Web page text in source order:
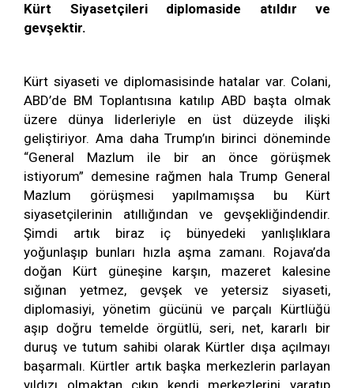
Kürt Siyasetçileri diplomaside atıldır ve
gevşektir.
Kürt siyaseti ve diplomasisinde hatalar var. Colani,
ABD’de BM Toplantısına katılıp ABD başta olmak
üzere dünya liderleriyle en üst düzeyde ilişki
geliştiriyor. Ama daha Trump’ın birinci döneminde
“General Mazlum ile bir an önce görüşmek
istiyorum” demesine rağmen hala Trump General
Mazlum görüşmesi yapılmamışsa bu Kürt
siyasetçilerinin atıllığından ve gevşekliğindendir.
Şimdi artık biraz iç bünyedeki yanlışlıklara
yoğunlaşıp bunları hızla aşma zamanı. Rojava’da
doğan Kürt güneşine karşın, mazeret kalesine
sığınan yetmez, gevşek ve yetersiz siyaseti,
diplomasiyi, yönetim gücünü ve parçalı Kürtlüğü
aşıp doğru temelde örgütlü, seri, net, kararlı bir
duruş ve tutum sahibi olarak Kürtler dışa açılmayı
başarmalı. Kürtler artık başka merkezlerin parlayan